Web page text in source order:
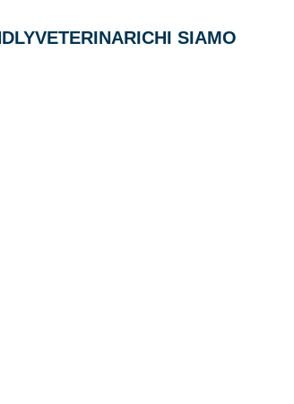
VETERINARICHI SIAMO